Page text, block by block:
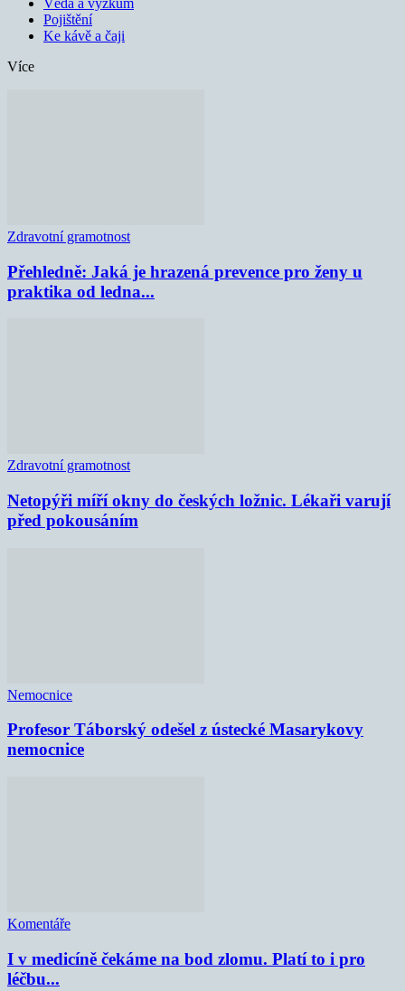
Pojištění
Ke kávě a čaji
Více
Zdravotní gramotnost
Přehledně: Jaká je hrazená prevence pro ženy u
praktika od ledna...
Zdravotní gramotnost
Netopýři míří okny do českých ložnic. Lékaři varují
před pokousáním
Nemocnice
Profesor Táborský odešel z ústecké Masarykovy
nemocnice
Komentáře
I v medicíně čekáme na bod zlomu. Platí to i pro
léčbu...